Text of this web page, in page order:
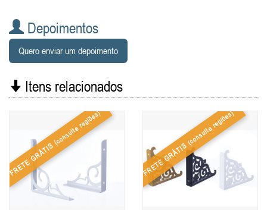
Depoimentos
Quero enviar um depoimento
Itens relacionados
FRETE GRÁTIS
(consulte regiões)
FRETE GRÁTIS
(consulte regiões)